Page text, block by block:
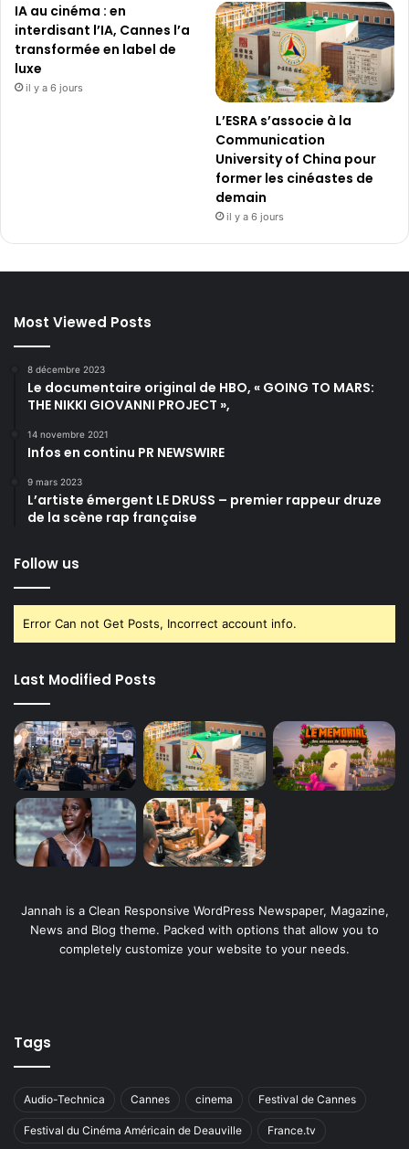
IA au cinéma : en
interdisant l’IA, Cannes l’a
transformée en label de
luxe
il y a 6 jours
L’ESRA s’associe à la
Communication
University of China pour
former les cinéastes de
demain
il y a 6 jours
Most Viewed Posts
8 décembre 2023
Le documentaire original de HBO, « GOING TO MARS:
THE NIKKI GIOVANNI PROJECT »,
14 novembre 2021
Infos en continu PR NEWSWIRE
9 mars 2023
L’artiste émergent LE DRUSS – premier rappeur druze
de la scène rap française
Follow us
Error Can not Get Posts, Incorrect account info.
Last Modified Posts
Jannah is a Clean Responsive WordPress Newspaper, Magazine,
News and Blog theme. Packed with options that allow you to
completely customize your website to your needs.
Tags
Audio-Technica Cannes cinema Festival de Cannes
Festival du Cinéma Américain de Deauville France.tv